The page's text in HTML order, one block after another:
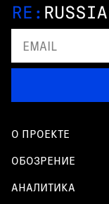
О ПРОЕКТЕ
ОБОЗРЕНИЕ
АНАЛИТИКА